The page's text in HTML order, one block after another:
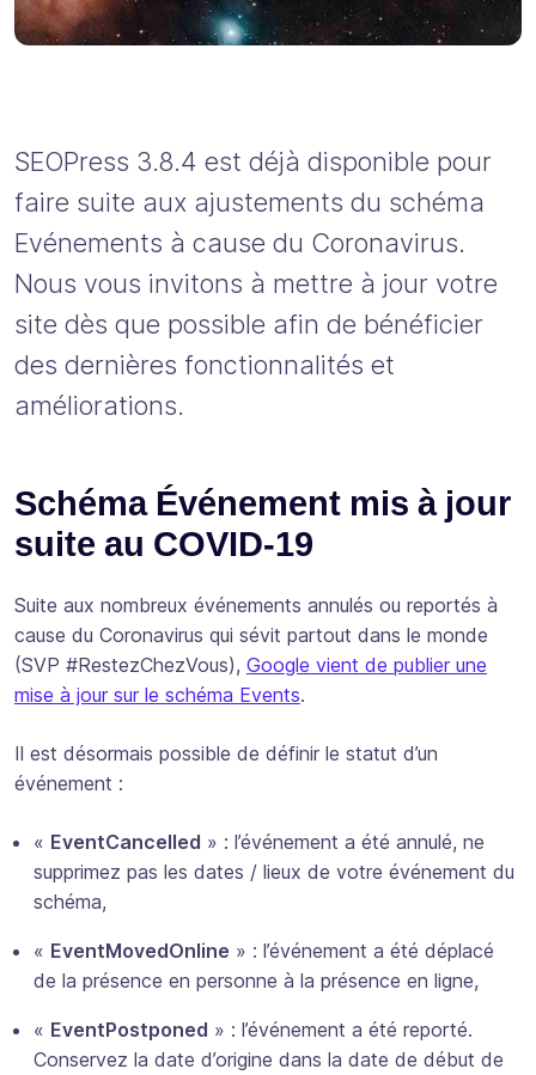
SEOPress 3.8.4 est déjà disponible pour
faire suite aux ajustements du schéma
Evénements à cause du Coronavirus.
Nous vous invitons à mettre à jour votre
site dès que possible afin de bénéficier
des dernières fonctionnalités et
améliorations.
Schéma Événement mis à jour
suite au COVID-19
Suite aux nombreux événements annulés ou reportés à
cause du Coronavirus qui sévit partout dans le monde
(SVP #RestezChezVous), Google vient de publier une
mise à jour sur le schéma Events.
Il est désormais possible de définir le statut d’un
événement :
« EventCancelled » : l’événement a été annulé, ne
supprimez pas les dates / lieux de votre événement du
schéma,
« EventMovedOnline » : l’événement a été déplacé
de la présence en personne à la présence en ligne,
« EventPostponed » : l’événement a été reporté.
Conservez la date d’origine dans la date de début de